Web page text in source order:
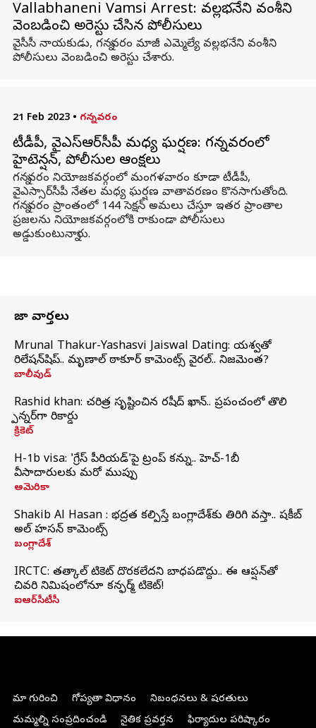
Vallabhaneni Vamsi Arrest: వల్లభనేని వంశీని
వెంబడించి అరెస్టు చేసిన పోలీసులు
వైసీసీ నాయకుడు, గన్నవరం మాజీ ఎమ్మెల్యే వల్లభనేని వంశీని
పోలీసులు వెంబడించి అరెస్టు చేశారు.
21 Feb 2023 • గన్నవరం
టీడీపీ, వైఎస్‌ఆర్‌సీపీ మధ్య ఘర్షణ: గన్నవరంలో
హైటెన్షన్, పోలీసుల ఆంక్షలు
గన్నవరం నియోజకవర్గంలో మంగళవారం కూడా టీడీపీ,
వైఎస్సార్‌సీపీ నేతల మధ్య ఘర్షణ వాతావరణం కొనసాగుతోంది.
గన్నవరం ప్రాంతంలో 144 సెక్షన్ అమలు చేస్తూ ఇతర ప్రాంతాల
ప్రజలను నియోజకవర్గంలోకి రాకుండా పోలీసులు
అడ్డుకుంటున్నారు.
తాజా వార్తలు
Mrunal Thakur-Yashasvi Jaiswal Dating: యశస్వితో
రిలేషన్‌షిప్.. మృణాల్ ఠాకూర్ కామెంట్స్ వైరల్.. నిజమెంత?
బాలీవుడ్
Rashid khan: చరిత్ర సృష్టించిన రషీద్ ఖాన్.. ప్రపంచంలో తొలి
స్పిన్నర్‌గా రికార్డు
క్రికెట్
H-1b visa: 'గ్రేస్‌ పీరియడ్‌'పై ట్రంప్‌ కన్ను.. హెచ్‌-1బీ
వీసాదారులకు మరో ముప్పు
అమెరికా
Shakib Al Hasan : భద్రత కల్పిస్తే బంగ్లాదేశ్‌కు తిరిగి వస్తా.. షకీబ్
అల్ హసన్ కామెంట్స్
బంగ్లాదేశ్
IRCTC: తత్కాల్ టికెట్ దొరకలేదని బాధపడొద్దు.. ఈ ఆప్షన్‌తో
చివరి నిమిషంలోనూ కన్ఫర్మ్ టికెట్!
ఐఆర్‌సీటీసీ
మా గురించి గోప్యతా విధానం
నిబంధనలు & షరతులు
మమ్మల్ని సంప్రదించండి
నైతిక ప్రవర్తన ఫిర్యాదుల పరిష్కారం